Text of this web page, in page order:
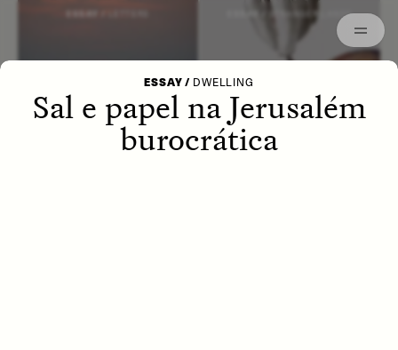
STRANGER LANDS
ESSAY / DWELLING
Sal e papel na Jerusalém
burocrática